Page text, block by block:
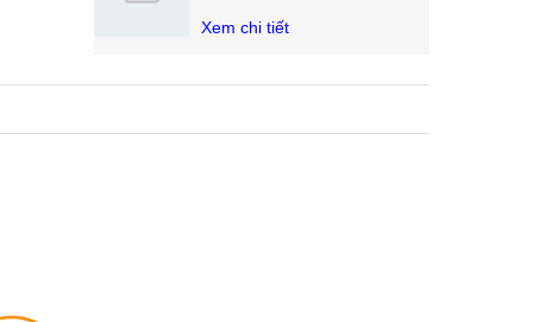
Xem chi tiết